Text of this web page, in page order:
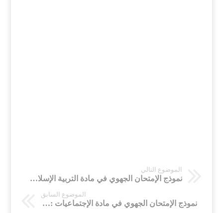
الموضوع التالي
نموذج الإمتحان الجهوي في مادة التربية الإسلامية لسنة 2014 للسنة الأولى باكالوريا شعبة العلوم الرياضية جهة الغرب شراردة
الموضوع السابق
نموذج الإمتحان الجهوي في مادة الإجتماعيات : التاريخ و الجغرافيا لسنة 2015 للسنة الأولى باكالوريا شعبة العلوم الرياضية جهة الغرب شراردة